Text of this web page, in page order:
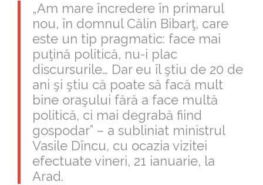
„Am mare încredere în primarul
nou, în domnul Călin Bibarţ, care
este un tip pragmatic: face mai
puţină politică, nu-i plac
discursurile… Dar eu îl ştiu de 20 de
ani şi ştiu că poate să facă mult
bine oraşului fără a face multă
politică, ci mai degrabă fiind
gospodar” – a subliniat ministrul
Vasile Dîncu, cu ocazia vizitei
efectuate vineri, 21 ianuarie, la
Arad.